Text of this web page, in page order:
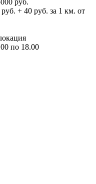
+ 40 руб. за 1 км. от
по 18.00